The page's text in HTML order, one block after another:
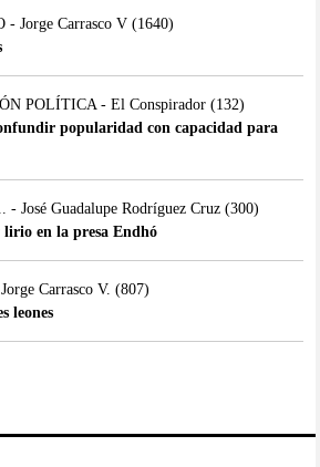
- Jorge Carrasco V(1640)
POLÍTICA - El Conspirador(132)
popularidad con capacidad para
- José Guadalupe Rodríguez Cruz(300)
lirio en la presa Endhó
Carrasco V. (807)
leones